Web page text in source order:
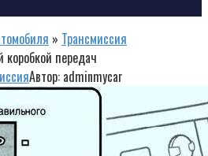
» Трансмиссия
коробкой передач
Автор: adminmycar